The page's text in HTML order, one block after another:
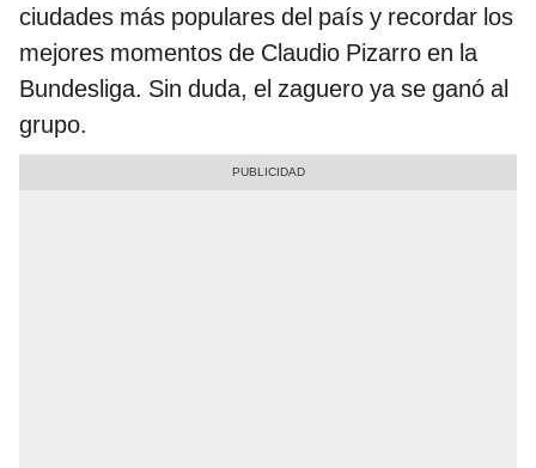
ciudades más populares del país y recordar los
mejores momentos de Claudio Pizarro en la
Bundesliga. Sin duda, el zaguero ya se ganó al
grupo.